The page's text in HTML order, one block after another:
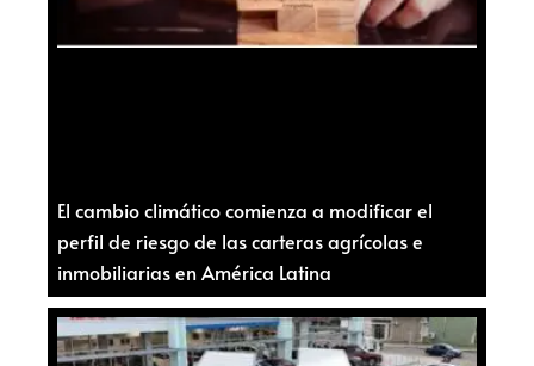
El cambio climático comienza a modificar el
perfil de riesgo de las carteras agrícolas e
inmobiliarias en América Latina